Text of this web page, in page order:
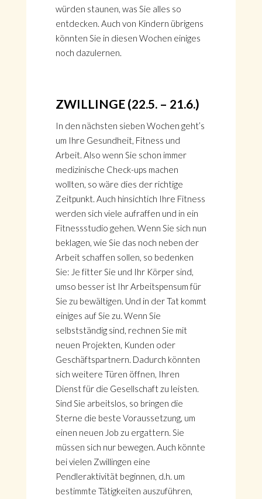
würden staunen, was Sie alles so
entdecken. Auch von Kindern übrigens
könnten Sie in diesen Wochen einiges
noch dazulernen.
ZWILLINGE (22.5. – 21.6.)
In den nächsten sieben Wochen geht’s
um Ihre Gesundheit, Fitness und
Arbeit. Also wenn Sie schon immer
medizinische Check-ups machen
wollten, so wäre dies der richtige
Zeitpunkt. Auch hinsichtich Ihre Fitness
werden sich viele aufraffen und in ein
Fitnessstudio gehen. Wenn Sie sich nun
beklagen, wie Sie das noch neben der
Arbeit schaffen sollen, so bedenken
Sie: Je fitter Sie und Ihr Körper sind,
umso besser ist Ihr Arbeitspensum für
Sie zu bewältigen. Und in der Tat kommt
einiges auf Sie zu. Wenn Sie
selbstständig sind, rechnen Sie mit
neuen Projekten, Kunden oder
Geschäftspartnern. Dadurch könnten
sich weitere Türen öffnen, Ihren
Dienst für die Gesellschaft zu leisten.
Sind Sie arbeitslos, so bringen die
Sterne die beste Voraussetzung, um
einen neuen Job zu ergattern. Sie
müssen sich nur bewegen. Auch könnte
bei vielen Zwillingen eine
Pendleraktivität beginnen, d.h. um
bestimmte Tätigkeiten auszuführen,